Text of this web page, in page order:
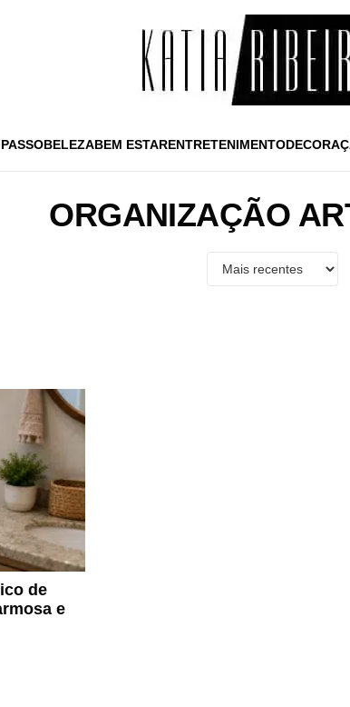
BELEZABEM ESTARENTRETENIMENTO
ORGANIZAÇÃO
de
e